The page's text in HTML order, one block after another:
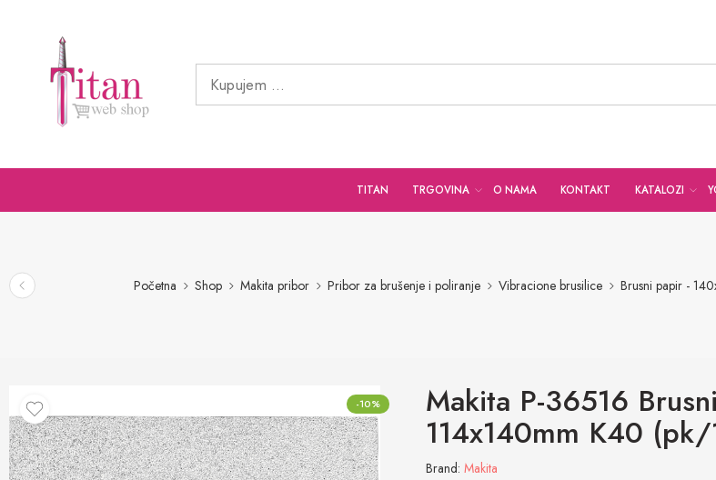
TITAN TRGOVINA O NAMA KONTAKT KATALOZI
Početna Shop Makita pribor Pribor za brušenje i poliranje Vibracione brusilice Brusni papir -
-10% Makita P-36516
114x140mm K40
Brand: Makita